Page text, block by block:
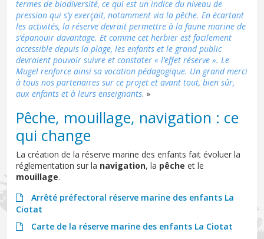
termes de biodiversité, ce qui est un indice du niveau de
pression qui s’y exerçait, notamment via la pêche. En écartant
les activités, la réserve devrait permettre à la faune marine de
s’épanouir davantage. Et comme cet herbier est facilement
accessible depuis la plage, les enfants et le grand public
devraient pouvoir suivre et constater « l’effet réserve ». Le
Mugel renforce ainsi sa vocation pédagogique. Un grand merci
à tous nos partenaires sur ce projet et avant tout, bien sûr,
aux enfants et à leurs enseignants. »
Pêche, mouillage, navigation : ce
qui change
La création de la réserve marine des enfants fait évoluer la
réglementation sur la navigation, la pêche et le
mouillage.
Arrêté préfectoral réserve marine des enfants La
Ciotat
Carte de la réserve marine des enfants La Ciotat